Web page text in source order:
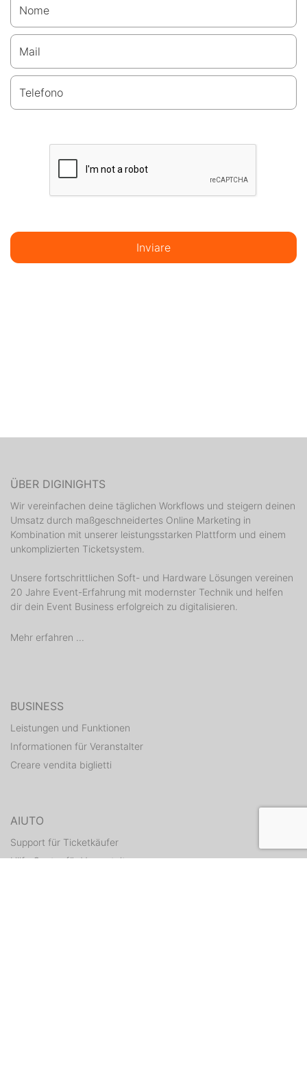
Nome
Mail
Telefono
Inviare
ÜBER DIGINIGHTS
Wir vereinfachen deine täglichen Workflows und steigern deinen
Umsatz durch maßgeschneidertes Online Marketing in
Kombination mit unserer leistungsstarken Plattform und einem
unkomplizierten Ticketsystem.
Unsere fortschrittlichen Soft- und Hardware Lösungen vereinen
20 Jahre Event-Erfahrung mit modernster Technik und helfen
dir dein Event Business erfolgreich zu digitalisieren.
Mehr erfahren ...
BUSINESS
Leistungen und Funktionen
Informationen für Veranstalter
Creare vendita biglietti
AIUTO
Support für Ticketkäufer
Hilfe Center für Veranstalter